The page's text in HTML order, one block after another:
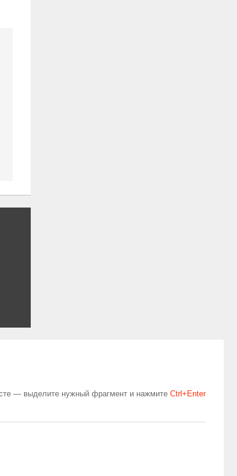
— выделите нужный фрагмент и нажмите Сtrl+Enter